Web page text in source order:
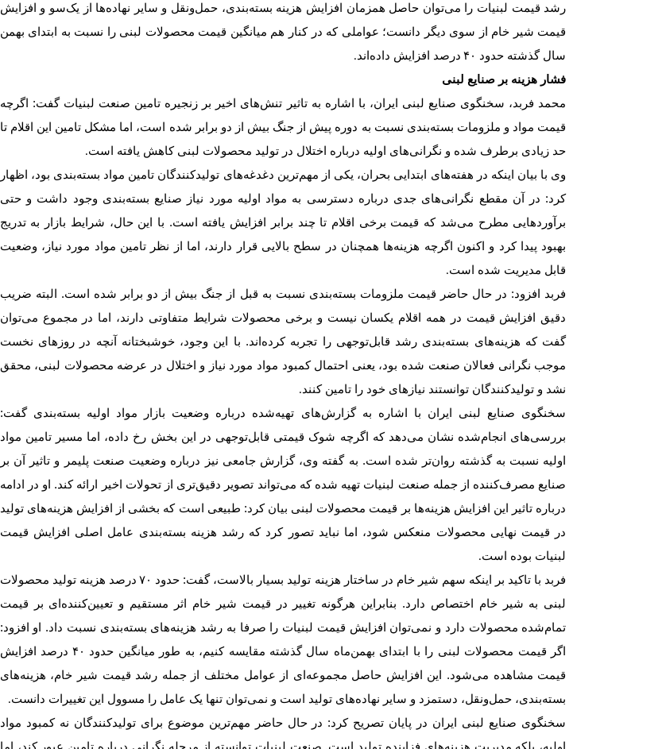
رشد قیمت لبنیات را می‌توان حاصل همزمان افزایش هزینه بسته‌بندی، حمل‌ونقل و سایر نهاده‌ها از یک‌سو و افزایش
قیمت شیر خام از سوی دیگر دانست؛ عواملی که در کنار هم میانگین قیمت محصولات لبنی را نسبت به ابتدای بهمن
سال گذشته حدود ۴۰ درصد افزایش داده‌اند.
فشار هزینه بر صنایع لبنی
محمد فربد، سخنگوی صنایع لبنی ایران، با اشاره به تاثیر تنش‌های اخیر بر زنجیره تامین صنعت لبنیات گفت: اگرچه
قیمت مواد و ملزومات بسته‌بندی نسبت به دوره پیش از جنگ بیش از دو برابر شده است، اما مشکل تامین این اقلام تا
حد زیادی برطرف شده و نگرانی‌های اولیه درباره اختلال در تولید محصولات لبنی کاهش یافته است.
وی با بیان اینکه در هفته‌های ابتدایی بحران، یکی از مهم‌ترین دغدغه‌های تولیدکنندگان تامین مواد بسته‌بندی بود، اظهار
کرد: در آن مقطع نگرانی‌های جدی درباره دسترسی به مواد اولیه مورد نیاز صنایع بسته‌بندی وجود داشت و حتی
برآوردهایی مطرح می‌شد که قیمت برخی اقلام تا چند برابر افزایش یافته است. با این حال، شرایط بازار به تدریج
بهبود پیدا کرد و اکنون اگرچه هزینه‌ها همچنان در سطح بالایی قرار دارند، اما از نظر تامین مواد مورد نیاز، وضعیت
قابل مدیریت شده است.
فربد افزود: در حال حاضر قیمت ملزومات بسته‌بندی نسبت به قبل از جنگ بیش از دو برابر شده است. البته ضریب
دقیق افزایش قیمت در همه اقلام یکسان نیست و برخی محصولات شرایط متفاوتی دارند، اما در مجموع می‌توان
گفت که هزینه‌های بسته‌بندی رشد قابل‌توجهی را تجربه کرده‌اند. با این وجود، خوشبختانه آنچه در روزهای نخست
موجب نگرانی فعالان صنعت شده بود، یعنی احتمال کمبود مواد مورد نیاز و اختلال در عرضه محصولات لبنی، محقق
نشد و تولیدکنندگان توانستند نیازهای خود را تامین کنند.
سخنگوی صنایع لبنی ایران با اشاره به گزارش‌های تهیه‌شده درباره وضعیت بازار مواد اولیه بسته‌بندی گفت:
بررسی‌های انجام‌شده نشان می‌دهد که اگرچه شوک قیمتی قابل‌توجهی در این بخش رخ داده، اما مسیر تامین مواد
اولیه نسبت به گذشته روان‌تر شده است. به گفته وی، گزارش جامعی نیز درباره وضعیت صنعت پلیمر و تاثیر آن بر
صنایع مصرف‌کننده از جمله صنعت لبنیات تهیه شده که می‌تواند تصویر دقیق‌تری از تحولات اخیر ارائه کند. او در ادامه
درباره تاثیر این افزایش هزینه‌ها بر قیمت محصولات لبنی بیان کرد: طبیعی است که بخشی از افزایش هزینه‌های تولید
در قیمت نهایی محصولات منعکس شود، اما نباید تصور کرد که رشد هزینه بسته‌بندی عامل اصلی افزایش قیمت
لبنیات بوده است.
فربد با تاکید بر اینکه سهم شیر خام در ساختار هزینه تولید بسیار بالاست، گفت: حدود ۷۰ درصد هزینه تولید محصولات
لبنی به شیر خام اختصاص دارد. بنابراین هرگونه تغییر در قیمت شیر خام اثر مستقیم و تعیین‌کننده‌ای بر قیمت
تمام‌شده محصولات دارد و نمی‌توان افزایش قیمت لبنیات را صرفا به رشد هزینه‌های بسته‌بندی نسبت داد. او افزود:
اگر قیمت محصولات لبنی را با ابتدای بهمن‌ماه سال گذشته مقایسه کنیم، به طور میانگین حدود ۴۰ درصد افزایش
قیمت مشاهده می‌شود. این افزایش حاصل مجموعه‌ای از عوامل مختلف از جمله رشد قیمت شیر خام، هزینه‌های
بسته‌بندی، حمل‌ونقل، دستمزد و سایر نهاده‌های تولید است و نمی‌توان تنها یک عامل را مسوول این تغییرات دانست.
سخنگوی صنایع لبنی ایران در پایان تصریح کرد: در حال حاضر مهم‌ترین موضوع برای تولیدکنندگان نه کمبود مواد
اولیه، بلکه مدیریت هزینه‌های فزاینده تولید است. صنعت لبنیات توانسته از مرحله نگرانی درباره تامین عبور کند، اما